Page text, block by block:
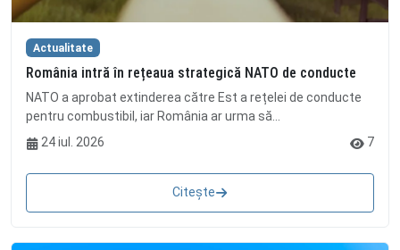
Actualitate
România intră în rețeaua strategică NATO de conducte
NATO a aprobat extinderea către Est a rețelei de conducte
pentru combustibil, iar România ar urma să...
24 iul. 2026
7
Citește